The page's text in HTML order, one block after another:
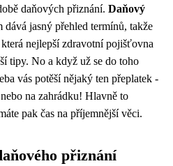
daňových přiznání. Daňový
dává jasný přehled termínů, takže
nejlepší zdravotní pojišťovna
tipy. No a když už se do toho
vás potěší nějaký ten přeplatek -
na zahrádku! Hlavně to
pak čas na příjemnější věci.
přiznání